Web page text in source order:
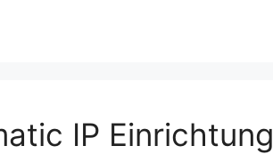
IP Einrichtung